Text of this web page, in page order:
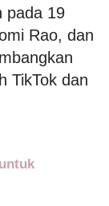
pada 19
Rao, dan
TikTok dan